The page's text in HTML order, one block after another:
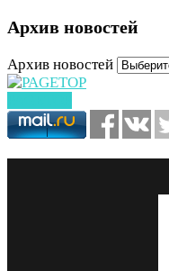
Архив новостей
Архив новостей